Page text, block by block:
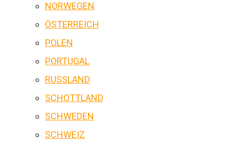
NORWEGEN
ÖSTERREICH
POLEN
PORTUGAL
RUSSLAND
SCHOTTLAND
SCHWEDEN
SCHWEIZ